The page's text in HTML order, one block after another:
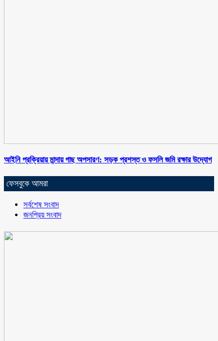
আইনি প্রক্রিয়ায় মান্দায় গাছ অপসারণ: সড়ক প্রশস্ত ও ফসলি জমি রক্ষার উদ্যোগ
ফেসবুকে আমরা
সর্বশেষ সংবাদ
জনপ্রিয় সংবাদ